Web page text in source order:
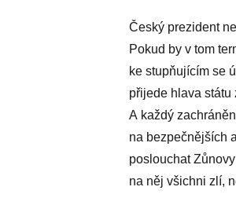
Český prezident
Pokud by v tom
ke stupňujícím se
přijede hlava
A každý
na bezpečnějších
poslouchat
na něj všichni zlí,